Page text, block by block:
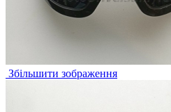
Збільшити зображення